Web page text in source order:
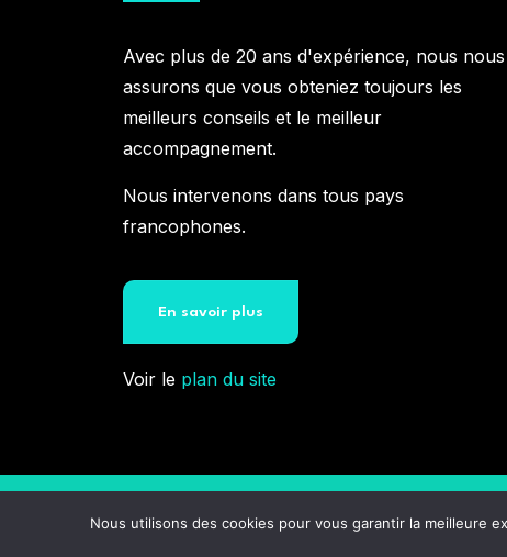
Avec plus de 20 ans d'expérience, nous nous
assurons que vous obteniez toujours les
meilleurs conseils et le meilleur
accompagnement.
Nous intervenons dans tous pays
francophones.
En savoir plus
Voir le plan du site
Nous utilisons des cookies pour vous garantir la meilleure